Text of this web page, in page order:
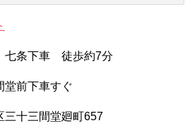
七条下車 徒歩約7分
前下車すぐ
三十三間堂廻町657